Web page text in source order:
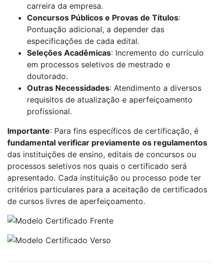
carreira da empresa.
Concursos Públicos e Provas de Títulos:
Pontuação adicional, a depender das
especificações de cada edital.
Seleções Acadêmicas: Incremento do currículo
em processos seletivos de mestrado e
doutorado.
Outras Necessidades: Atendimento a diversos
requisitos de atualização e aperfeiçoamento
profissional.
Importante: Para fins específicos de certificação, é
fundamental verificar previamente os regulamentos
das instituições de ensino, editais de concursos ou
processos seletivos nos quais o certificado será
apresentado. Cada instituição ou processo pode ter
critérios particulares para a aceitação de certificados
de cursos livres de aperfeiçoamento.